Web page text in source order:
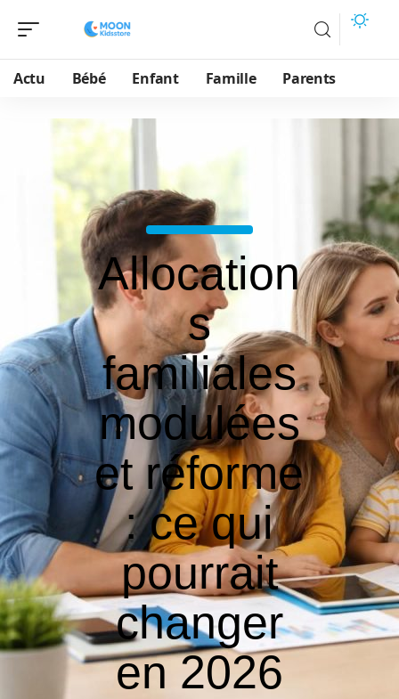
Actu Bébé Enfant Famille Parents
Allocation
s
familiales
modulées
et réforme
: ce qui
pourrait
changer
en 2026